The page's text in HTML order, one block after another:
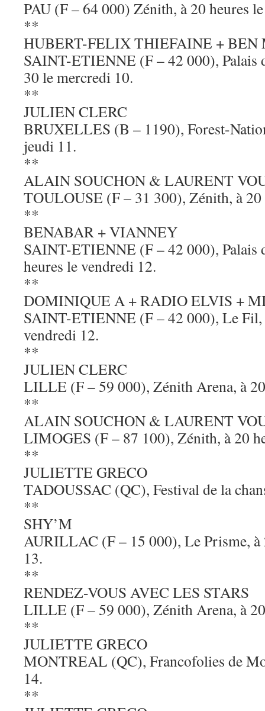
PAU (F – 64 000) Zénith, à 20 heures
**
HUBERT-FELIX THIEFAINE + BEN
SAINT-ETIENNE (F – 42 000), Palais
30 le mercredi 10.
**
JULIEN CLERC
BRUXELLES (B – 1190), Forest-
jeudi 11.
**
ALAIN SOUCHON & LAURENT
TOULOUSE (F – 31 300), Zénith, à 20
**
BENABAR + VIANNEY
SAINT-ETIENNE (F – 42 000), Palais
heures le vendredi 12.
**
DOMINIQUE A + RADIO ELVIS +
SAINT-ETIENNE (F – 42 000), Le Fil,
vendredi 12.
**
JULIEN CLERC
LILLE (F – 59 000), Zénith Arena, à
**
ALAIN SOUCHON & LAURENT
LIMOGES (F – 87 100), Zénith, à 20
**
JULIETTE GRECO
TADOUSSAC (QC), Festival de la
**
SHY’M
AURILLAC (F – 15 000), Le Prisme, à
13.
**
RENDEZ-VOUS AVEC LES STARS
LILLE (F – 59 000), Zénith Arena, à
**
JULIETTE GRECO
MONTREAL (QC), Francofolies de
14.
**